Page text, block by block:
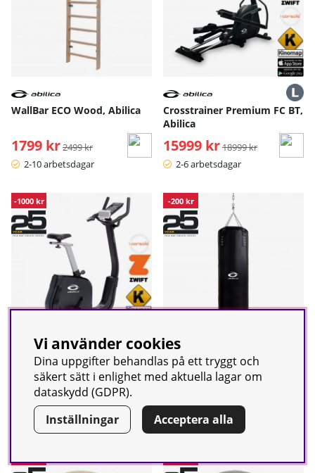
WallBar ECO Wood, Abilica
1799 kr Ordinarie pris:
2499 kr
2-10 arbetsdagar
Crosstrainer Premium FC BT,
Abilica
15999 kr Ordinarie pris:
18999 kr
2-6 arbetsdagar
-1000 kr
Betyg:
5.0utav 5 stjärnor
Motionscykel Voyage BT,
Abilica
8999 kr Ordinarie pris:
9999 kr
1-5 arbetsdagar
-200 kr
Boxsäck FlexiBag, black,
Abilica
1299 kr1499 kr
1-5 arbetsdagar
Vi använder cookies
Dina uppgifter behandlas på ett tryggt och
säkert sätt i enlighet med aktuella lagar om
dataskydd (GDPR).
Inställningar
Acceptera alla